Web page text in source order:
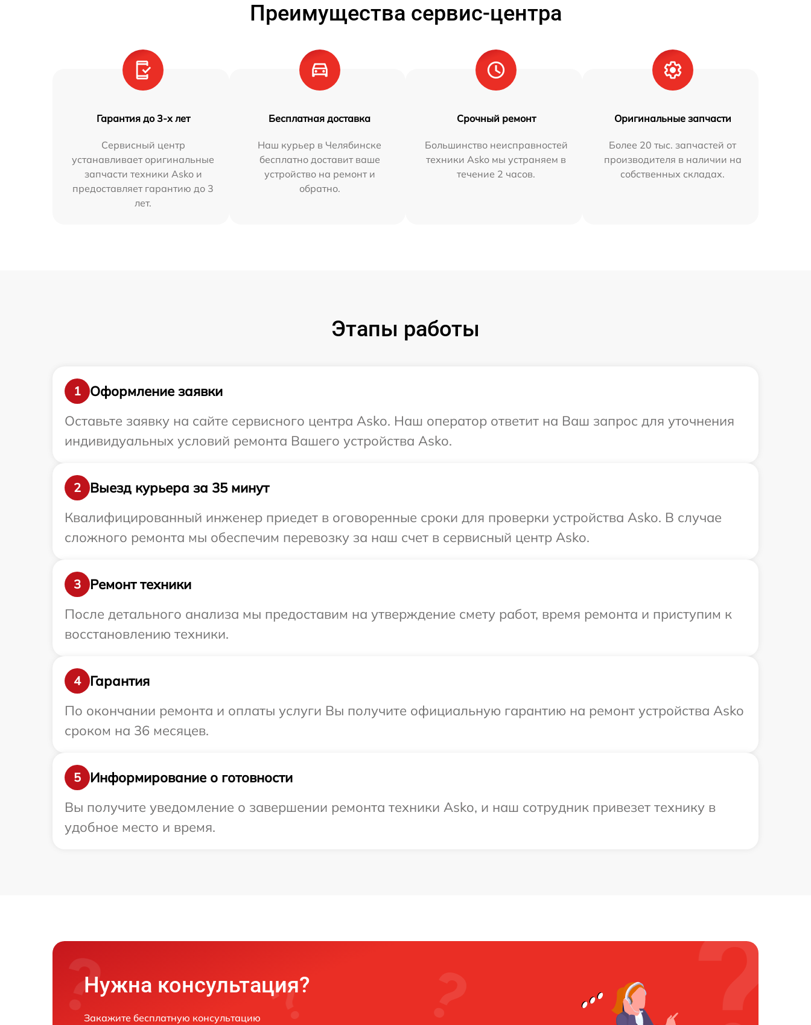
Преимущества сервис-центра
Гарантия до 3-х лет
Сервисный центр
устанавливает оригинальные
запчасти техники Asko и
предоставляет гарантию до 3
лет.
Бесплатная доставка
Наш курьер в Челябинске
бесплатно доставит ваше
устройство на ремонт и
обратно.
Срочный ремонт
Большинство неисправностей
техники Asko мы устраняем в
течение 2 часов.
Оригинальные запчасти
Более 20 тыс. запчастей от
производителя в наличии на
собственных складах.
Этапы работы
1
Оформление заявки
Оставьте заявку на сайте сервисного центра Asko. Наш оператор ответит на Ваш запрос для уточнения
индивидуальных условий ремонта Вашего устройства Asko.
2
Выезд курьера за 35 минут
Квалифицированный инженер приедет в оговоренные сроки для проверки устройства Asko. В случае
сложного ремонта мы обеспечим перевозку за наш счет в сервисный центр Asko.
3
Ремонт техники
После детального анализа мы предоставим на утверждение смету работ, время ремонта и приступим к
восстановлению техники.
4
Гарантия
По окончании ремонта и оплаты услуги Вы получите официальную гарантию на ремонт устройства Asko
сроком на 36 месяцев.
5
Информирование о готовности
Вы получите уведомление о завершении ремонта техники Asko, и наш сотрудник привезет технику в
удобное место и время.
Нужна консультация?
Закажите бесплатную консультацию